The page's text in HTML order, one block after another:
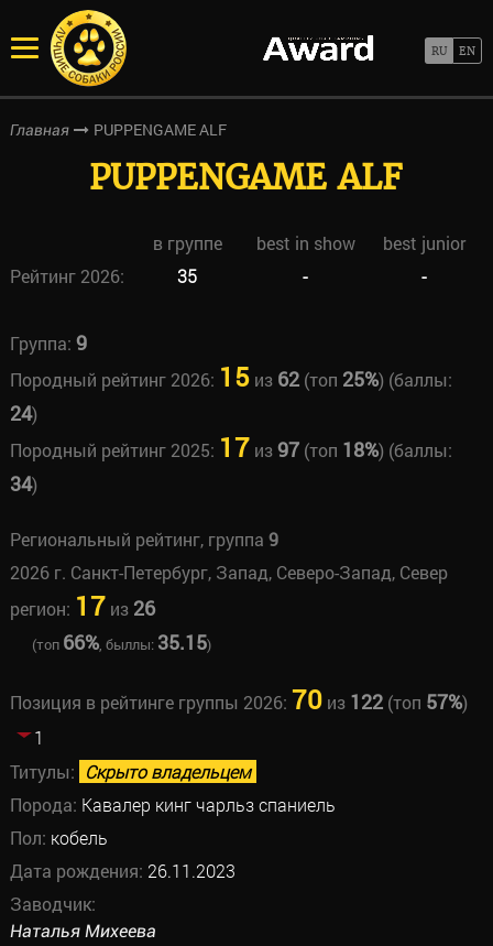
Главная PUPPENGAME ALF
PUPPENGAME ALF
в группе best in show
best junior
Рейтинг 2026:
35 - -
Группа: 9
Породный рейтинг 2026: 15из 62(топ 25%) (баллы:
24)
Породный рейтинг 2025: 17 из97(топ 18%) (баллы:
34)
Региональный рейтинг, группа 9
2026 г. Санкт-Петербург, Запад, Северо-Запад, Север
регион: 17 из 26
(топ 66%, быллы: 35.15)
Позиция в рейтинге группы 2026: 70из 122(топ 57%)
1
Титулы: Скрыто владельцем
Порода: Кавалер кинг чарльз спаниель
Пол: кобель
Дата рождения: 26.11.2023
Заводчик:
Наталья Михеева